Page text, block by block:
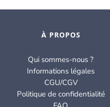
À PROPOS
Qui sommes-nous ?
Informations légales
CGU/CGV
Politique de confidentialité